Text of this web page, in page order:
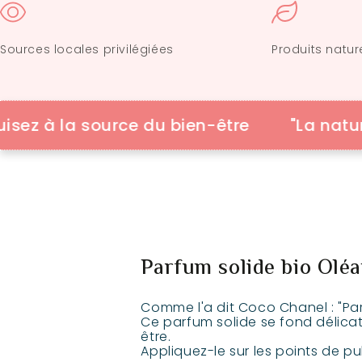
Sources locales privilégiées Produits
la source du bien-être "La nature
Parfum solide bio
Comme l'a dit Coco Chanel :
Ce parfum solide se fond
être.
Appliquez-le sur les points de